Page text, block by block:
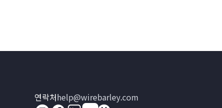
연락처help@wirebarley.com